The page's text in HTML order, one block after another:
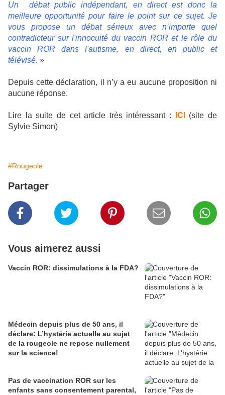
Un débat public indépendant, en direct est donc la
meilleure opportunité pour faire le point sur ce sujet. Je
vous propose un débat sérieux avec n’importe quel
contradicteur sur l'innocuité du vaccin ROR et le rôle du
vaccin ROR dans l'autisme, en direct, en public et
télévisé. »
Depuis cette déclaration, il n’y a eu aucune proposition ni
aucune réponse.
Lire la suite de cet article très intéressant : ICI
(site de
Sylvie Simon)
#Rougeole
Partager
Vous aimerez aussi
Vaccin ROR: dissimulations à la FDA?
Médecin depuis plus de 50 ans, il
déclare: L’hystérie actuelle au sujet
de la rougeole ne repose nullement
sur la science!
Pas de vaccination ROR sur les
enfants sans consentement parental,